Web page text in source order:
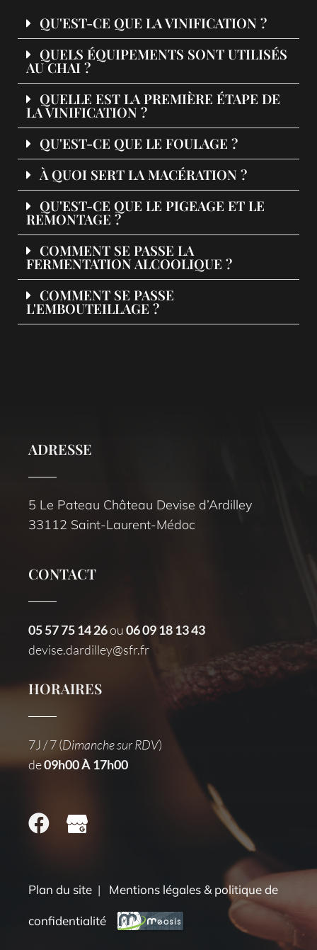
QU'EST-CE QUE LA VINIFICATION ?
QUELS ÉQUIPEMENTS SONT UTILISÉS
AU CHAI ?
QUELLE EST LA PREMIÈRE ÉTAPE DE
LA VINIFICATION ?
QU'EST-CE QUE LE FOULAGE ?
À QUOI SERT LA MACÉRATION ?
QU'EST-CE QUE LE PIGEAGE ET LE
REMONTAGE ?
COMMENT SE PASSE LA
FERMENTATION ALCOOLIQUE ?
COMMENT SE PASSE
L'EMBOUTEILLAGE ?
ADRESSE
5 Le Pateau Château Devise d’Ardilley
33112 Saint-Laurent-Médoc
CONTACT
05 57 75 14 26ou06 09 18 13 43
devise.dardilley@sfr.fr
HORAIRES
7J / 7 (Dimanche sur RDV)
de09h00 À 17h00
Plan du site | Mentions légales & politique de
confidentialité